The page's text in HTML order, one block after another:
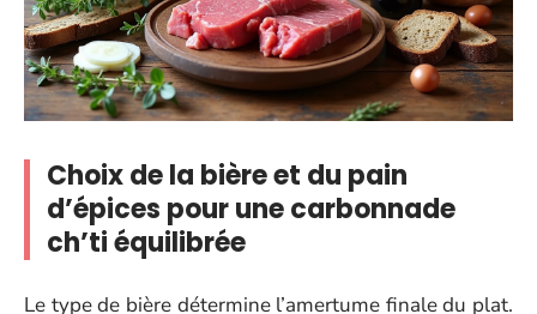
Choix de la bière et du pain
d’épices pour une carbonnade
ch’ti équilibrée
Le type de bière détermine l’amertume finale du plat.